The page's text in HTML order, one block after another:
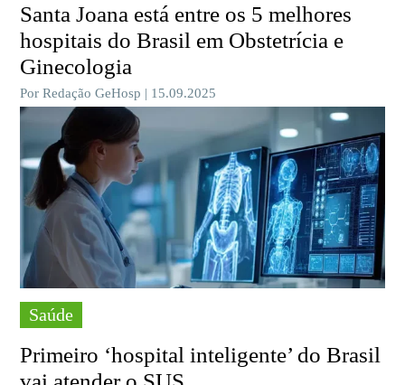
Santa Joana está entre os 5 melhores
hospitais do Brasil em Obstetrícia e
Ginecologia
Por Redação GeHosp | 15.09.2025
Saúde
Primeiro ‘hospital inteligente’ do Brasil